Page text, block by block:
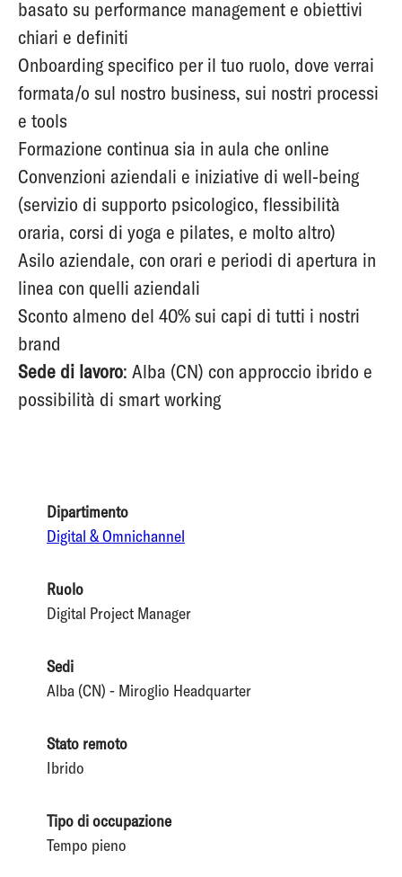
basato su performance management e obiettivi
chiari e definiti
Onboarding specifico per il tuo ruolo, dove verrai
formata/o sul nostro business, sui nostri processi
e tools
Formazione continua sia in aula che online
Convenzioni aziendali e iniziative di well-being
(servizio di supporto psicologico, flessibilità
oraria, corsi di yoga e pilates, e molto altro)
Asilo aziendale, con orari e periodi di apertura in
linea con quelli aziendali
Sconto almeno del 40% sui capi di tutti i nostri
brand
Sede di lavoro: Alba (CN) con approccio ibrido e
possibilità di smart working
Dipartimento
Digital & Omnichannel
Ruolo
Digital Project Manager
Sedi
Alba (CN) - Miroglio Headquarter
Stato remoto
Ibrido
Tipo di occupazione
Tempo pieno